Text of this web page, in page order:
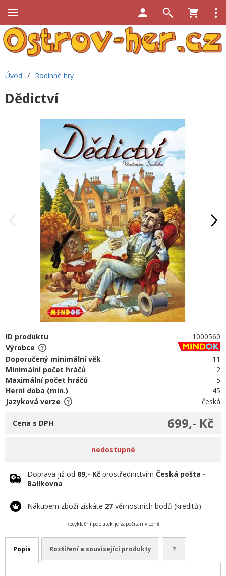
Úvod / Rodinné hry
Dědictví
ID produktu
1000560
Výrobce
Doporučený minimální věk
11
Minimální počet hráčů
2
Maximální počet hráčů
5
Herní doba (min.)
45
Jazyková verze
česká
699,- Kč
Cena s DPH
nedostupné
Doprava již od 89,- Kč prostřednictvím Česká pošta -
Balíkovna
Nákupem zboží získáte 27 věrnostních bodů (kreditů).
Recyklační poplatek je započítán v ceně
Popis Rozšíření a související produkty ?